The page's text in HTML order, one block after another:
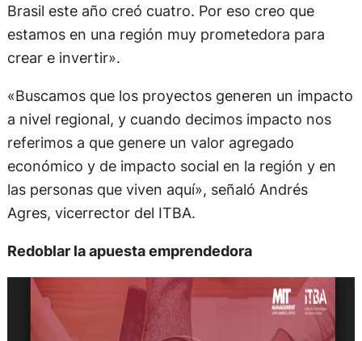
Brasil este año creó cuatro. Por eso creo que
estamos en una región muy prometedora para
crear e invertir».
«Buscamos que los proyectos generen un impacto
a nivel regional, y cuando decimos impacto nos
referimos a que genere un valor agregado
económico y de impacto social en la región y en
las personas que viven aquí», señaló Andrés
Agres, vicerrector del ITBA.
Redoblar la apuesta emprendedora